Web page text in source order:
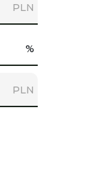
PLN
%
PLN